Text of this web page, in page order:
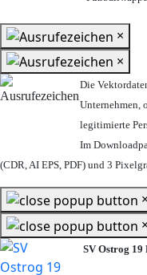
×
×
Die
Unternehmen,
legitimierte
Im
(CDR, AI EPS, PDF) und 3
×
×
SV Ostrog